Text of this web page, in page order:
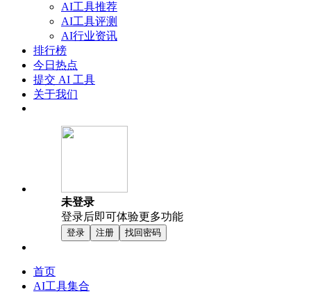
AI工具推荐
AI工具评测
AI行业资讯
排行榜
今日热点
提交 AI 工具
关于我们
未登录
登录后即可体验更多功能
登录 注册 找回密码
首页
AI工具集合